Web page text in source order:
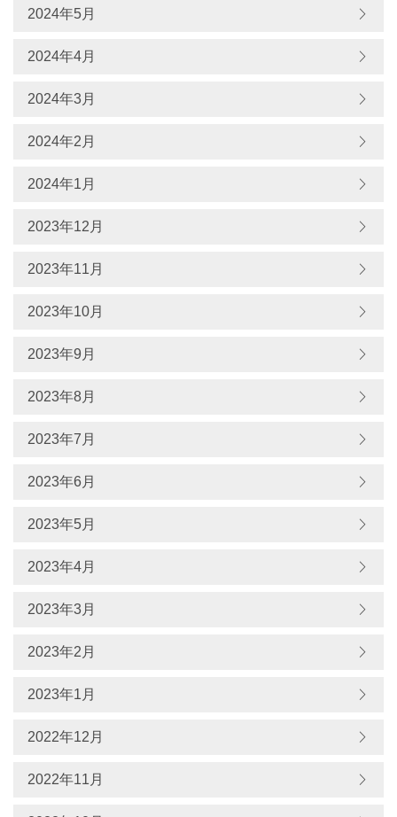
2024年5月
2024年4月
2024年3月
2024年2月
2024年1月
2023年12月
2023年11月
2023年10月
2023年9月
2023年8月
2023年7月
2023年6月
2023年5月
2023年4月
2023年3月
2023年2月
2023年1月
2022年12月
2022年11月